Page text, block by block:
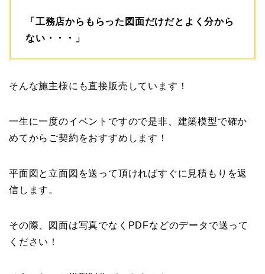
「工務店からもらった図面だけだとよく分から
ない・・・」
そんな施主様にも直接販売しています！
一生に一度のイベントですので是非、建築模型で確か
めてからご契約をおすすめします！
平面図と立面図を送って頂ければすぐに見積もりを返
信します。
その際、図面は写真でなくPDFなどのデータで送って
ください！